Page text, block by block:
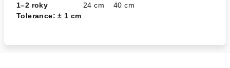
1–2 roky
24 cm
40 cm
Tolerance: ± 1 cm